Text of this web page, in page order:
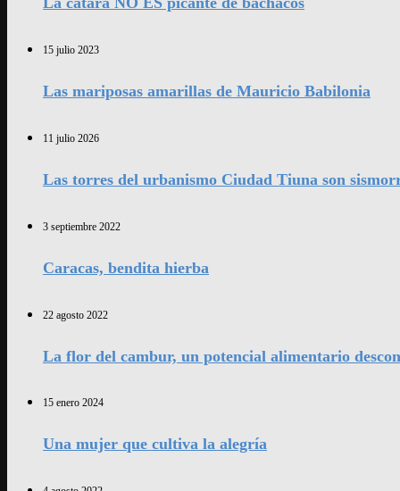
15 julio 2023
Las mariposas amarillas de Mauricio Babilonia
11 julio 2026
Las torres del urbanismo Ciudad Tiuna son
3 septiembre 2022
Caracas, bendita hierba
22 agosto 2022
La flor del cambur, un potencial alimentario
15 enero 2024
Una mujer que cultiva la alegría